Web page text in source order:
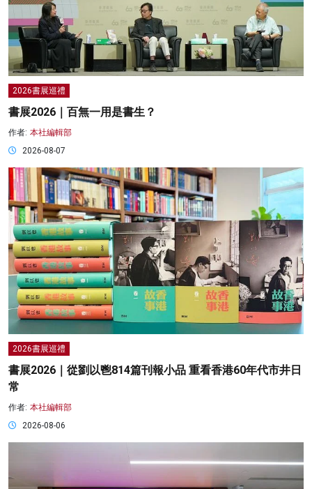
2026書展巡禮
書展2026｜百無一用是書生？
作者: 本社編輯部
2026-08-07
2026書展巡禮
書展2026｜從劉以鬯814篇刊報小品 重看香港60年代市井日
常
作者: 本社編輯部
2026-08-06